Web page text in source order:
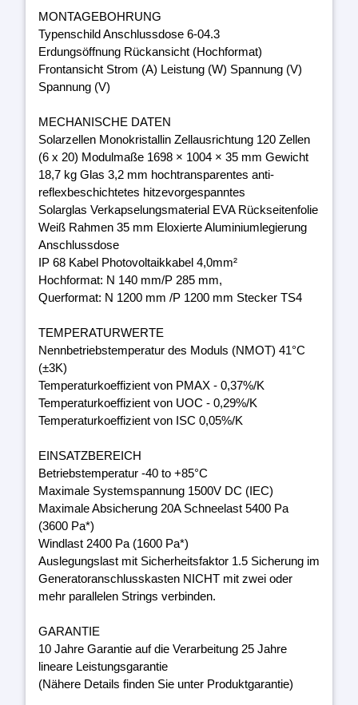
MONTAGEBOHRUNG
Typenschild Anschlussdose 6-04.3
Erdungsöffnung Rückansicht (Hochformat)
Frontansicht Strom (A) Leistung (W) Spannung (V)
Spannung (V)
MECHANISCHE DATEN
Solarzellen Monokristallin Zellausrichtung 120 Zellen
(6 x 20) Modulmaße 1698 × 1004 × 35 mm Gewicht
18,7 kg Glas 3,2 mm hochtransparentes anti-
reflexbeschichtetes hitzevorgespanntes
Solarglas Verkapselungsmaterial EVA Rückseitenfolie
Weiß Rahmen 35 mm Eloxierte Aluminiumlegierung
Anschlussdose
IP 68 Kabel Photovoltaikkabel 4,0mm²
Hochformat: N 140 mm/P 285 mm,
Querformat: N 1200 mm /P 1200 mm Stecker TS4
TEMPERATURWERTE
Nennbetriebstemperatur des Moduls (NMOT) 41°C
(±3K)
Temperaturkoeffizient von PMAX - 0,37%/K
Temperaturkoeffizient von UOC - 0,29%/K
Temperaturkoeffizient von ISC 0,05%/K
EINSATZBEREICH
Betriebstemperatur -40 to +85°C
Maximale Systemspannung 1500V DC (IEC)
Maximale Absicherung 20A Schneelast 5400 Pa
(3600 Pa*)
Windlast 2400 Pa (1600 Pa*)
Auslegungslast mit Sicherheitsfaktor 1.5 Sicherung im
Generatoranschlusskasten NICHT mit zwei oder
mehr parallelen Strings verbinden.
GARANTIE
10 Jahre Garantie auf die Verarbeitung 25 Jahre
lineare Leistungsgarantie
(Nähere Details finden Sie unter Produktgarantie)